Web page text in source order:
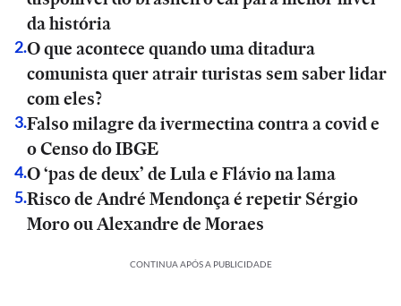
da história
2.O que acontece quando uma ditadura
comunista quer atrair turistas sem saber lidar
com eles?
3.Falso milagre da ivermectina contra a covid e
o Censo do IBGE
4.O ‘pas de deux’ de Lula e Flávio na lama
5.Risco de André Mendonça é repetir Sérgio
Moro ou Alexandre de Moraes
CONTINUA APÓS A PUBLICIDADE